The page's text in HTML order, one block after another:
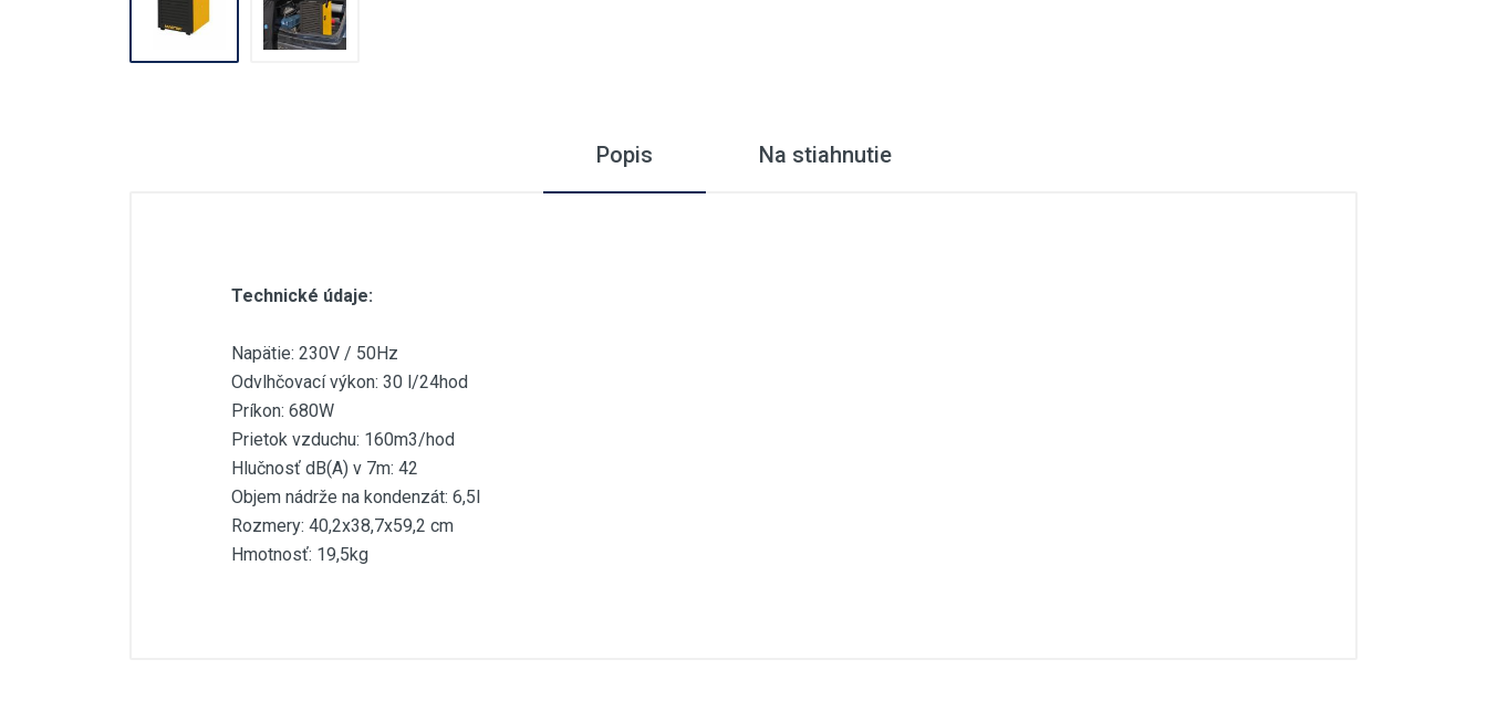
Popis Na stiahnutie
Technické údaje:
Napätie: 230V / 50Hz
Odvlhčovací výkon: 30 l/24hod
Príkon: 680W
Prietok vzduchu: 160m3/hod
Hlučnosť dB(A) v 7m: 42
Objem nádrže na kondenzát: 6,5l
Rozmery: 40,2x38,7x59,2 cm
Hmotnosť: 19,5kg